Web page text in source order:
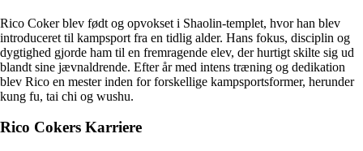
Rico Coker blev født og opvokset i Shaolin-templet, hvor han blev
introduceret til kampsport fra en tidlig alder. Hans fokus, disciplin og
dygtighed gjorde ham til en fremragende elev, der hurtigt skilte sig ud
blandt sine jævnaldrende. Efter år med intens træning og dedikation
blev Rico en mester inden for forskellige kampsportsformer, herunder
kung fu, tai chi og wushu.
Rico Cokers Karriere